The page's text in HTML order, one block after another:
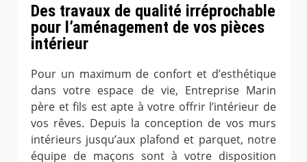
Des travaux de qualité irréprochable
pour l’aménagement de vos pièces
intérieur
Pour un maximum de confort et d’esthétique
dans votre espace de vie, Entreprise Marin
père et fils est apte à votre offrir l’intérieur de
vos rêves. Depuis la conception de vos murs
intérieurs jusqu’aux plafond et parquet, notre
équipe de maçons sont à votre disposition